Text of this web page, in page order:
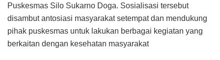
Puskesmas Silo Sukarno Doga. Sosialisasi tersebut
disambut antosiasi masyarakat setempat dan mendukung
pihak puskesmas untuk lakukan berbagai kegiatan yang
berkaitan dengan kesehatan masyarakat